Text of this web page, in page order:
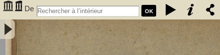
OK
De
l'assurance sur la vie entre époux - Gombaud, Ernest (1873-1923)